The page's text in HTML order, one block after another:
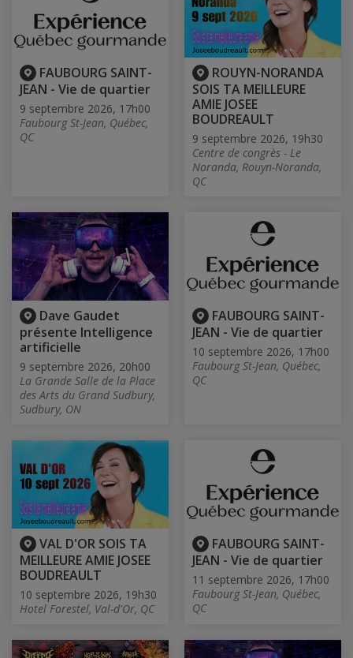
FAUBOURG SAINT-
JEAN - Vie de quartier
9 septembre 2026, 17h00
Faubourg St-Jean, Québec,
QC
ROUYN-NORANDA
SOIS TA MEILLEURE
AMIE JOSEE
BOUDREAULT
9 septembre 2026, 19h30
Centre de congrès - Le
Noranda, Rouyn-Noranda,
QC
Dave Gaudet
présente Intelligence
artificielle
9 septembre 2026, 20h00
La Grande Salle de la Place
des Arts du Grand Sudbury,
Sudbury, ON
FAUBOURG SAINT-
JEAN - Vie de quartier
10 septembre 2026, 17h00
Faubourg St-Jean, Québec,
QC
VAL D'OR SOIS TA
MEILLEURE AMIE JOSEE
BOUDREAULT
10 septembre 2026, 19h30
Hotel Forestel, Val-d'Or, QC
FAUBOURG SAINT-
JEAN - Vie de quartier
11 septembre 2026, 17h00
Faubourg St-Jean, Québec,
QC